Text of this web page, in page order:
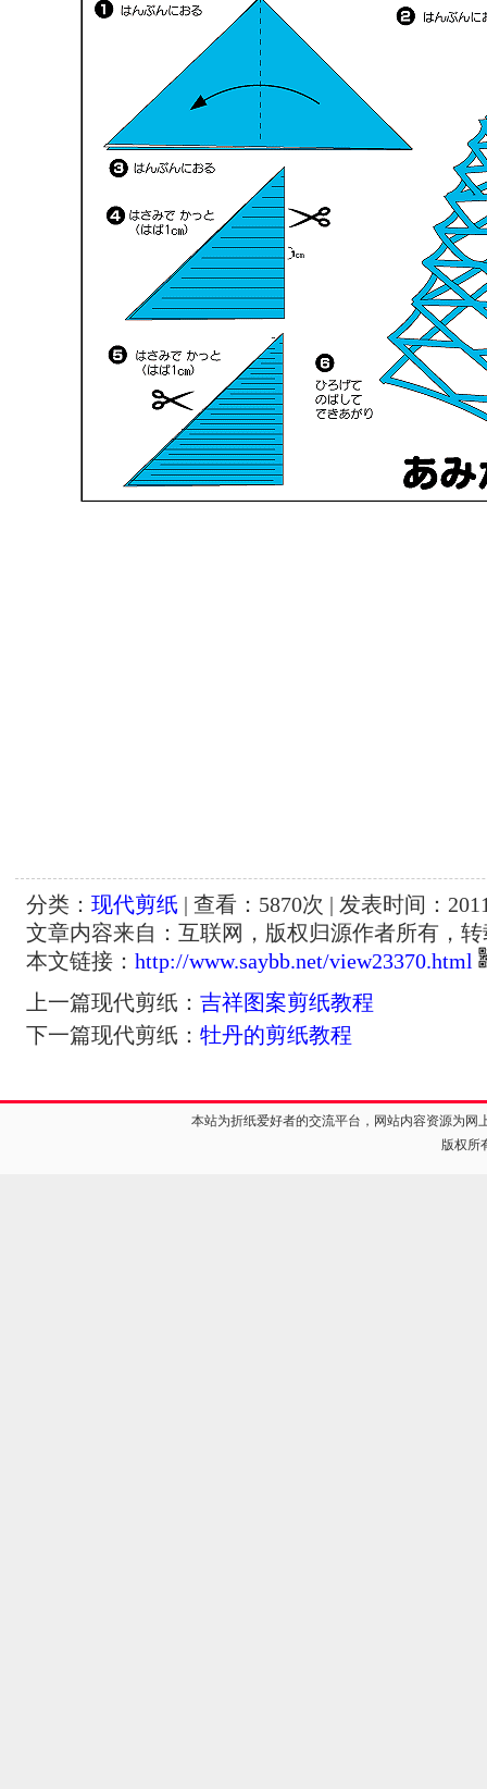
分类： 现代剪纸 | 查看： 5870次 | 发表时间：
文章内容来自：互联网，版权归源作者所有，
本文链接： http://www.saybb.net/view23370.html
上一篇现代剪纸： 吉祥图案剪纸教程
下一篇现代剪纸： 牡丹的剪纸教程
本站为折纸爱好者的交流平台，网站内容资源为
版权所